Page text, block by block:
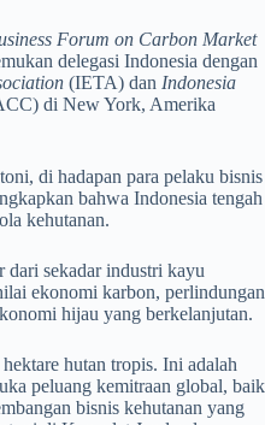
Forum on Carbon Market
delegasi Indonesia dengan
(IETA) dan Indonesia
di New York, Amerika
di hadapan para pelaku bisnis
bahwa Indonesia tengah
kehutanan.
dari sekadar industri kayu
ekonomi karbon, perlindungan
hijau yang berkelanjutan.
hutan tropis. Ini adalah
peluang kemitraan global, baik
bisnis kehutanan yang